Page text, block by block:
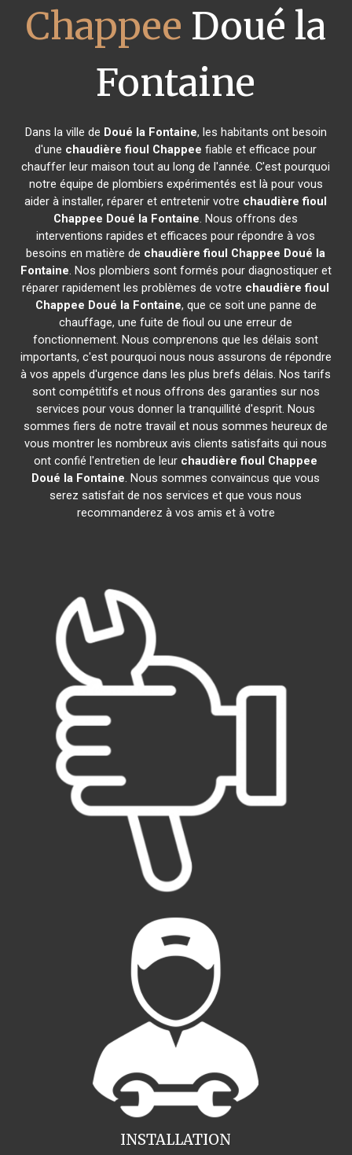
Chappee Doué la
Fontaine
Dans la ville de Doué la Fontaine, les habitants ont besoin
d'une chaudière fioul Chappee fiable et efficace pour
chauffer leur maison tout au long de l'année. C'est pourquoi
notre équipe de plombiers expérimentés est là pour vous
aider à installer, réparer et entretenir votre chaudière fioul
Chappee Doué la Fontaine. Nous offrons des
interventions rapides et efficaces pour répondre à vos
besoins en matière de chaudière fioul Chappee Doué la
Fontaine. Nos plombiers sont formés pour diagnostiquer et
réparer rapidement les problèmes de votre chaudière fioul
Chappee Doué la Fontaine, que ce soit une panne de
chauffage, une fuite de fioul ou une erreur de
fonctionnement. Nous comprenons que les délais sont
importants, c'est pourquoi nous nous assurons de répondre
à vos appels d'urgence dans les plus brefs délais. Nos tarifs
sont compétitifs et nous offrons des garanties sur nos
services pour vous donner la tranquillité d'esprit. Nous
sommes fiers de notre travail et nous sommes heureux de
vous montrer les nombreux avis clients satisfaits qui nous
ont confié l'entretien de leur chaudière fioul Chappee
Doué la Fontaine. Nous sommes convaincus que vous
serez satisfait de nos services et que vous nous
recommanderez à vos amis et à votre
INSTALLATION